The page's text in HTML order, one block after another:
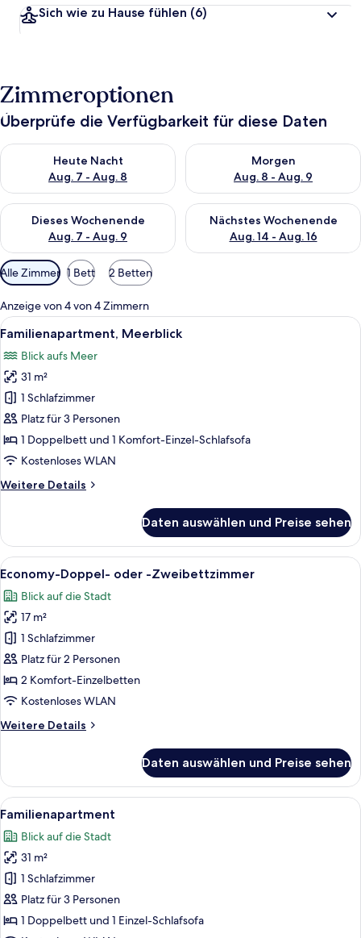
Sich wie zu Hause fühlen (6)
Zimmeroptionen
Überprüfe die Verfügbarkeit für diese Daten
Heute Nacht
Aug. 7 - Aug. 8
Überprüfe die Verfügbarkeit für heute Nacht, Aug. 7 - Aug. 8.
Morgen
Aug. 8 - Aug. 9
Überprüfe die Verfügbarkeit
Dieses Wochenende
Aug. 7 - Aug. 9
Überprüfe die Verfügbarkeit für dieses Wochenende, Aug. 7
Nächstes Wochenende
Aug. 14 - Aug. 16
Überprüfe die Verfügbarkeit
Verfügbare
Filter
für
Zimmer
Alle Zimmer 1 Bett 2 Betten
Anzeige von 4 von 4 Zimmern
Alle
Fotos
für
Familienapartment,
Meerblick
anzeigen
Ein modernes Schlafzimmer mit
19
Familienapartment, Meerblick
Blick aufs Meer
31 m²
1 Schlafzimmer
Platz für 3 Personen
1 Doppelbett und 1 Komfort-Einzel-Schlafsofa
Kostenloses WLAN
Weitere Details
Weitere
Meerblick
Daten auswählen und Preise sehen
Alle
Fotos
für
Economy-
Doppel-
oder
-
Zweibettzimmer
Ein Schlafzimmer mit einem Bett,
13
Economy-Doppel- oder -Zweibettzimmer
Blick auf die Stadt
17 m²
1 Schlafzimmer
Platz für 2 Personen
2 Komfort-Einzelbetten
Kostenloses WLAN
Weitere Details
Weitere
Doppel-
oder
-
Zweibettzimmer
Daten auswählen und Preise sehen
Alle
Fotos
für
Familienapartment
anzeigen
Ein modernes Interieur mit einer
17
Familienapartment
Blick auf die Stadt
31 m²
1 Schlafzimmer
Platz für 3 Personen
1 Doppelbett und 1 Einzel-Schlafsofa